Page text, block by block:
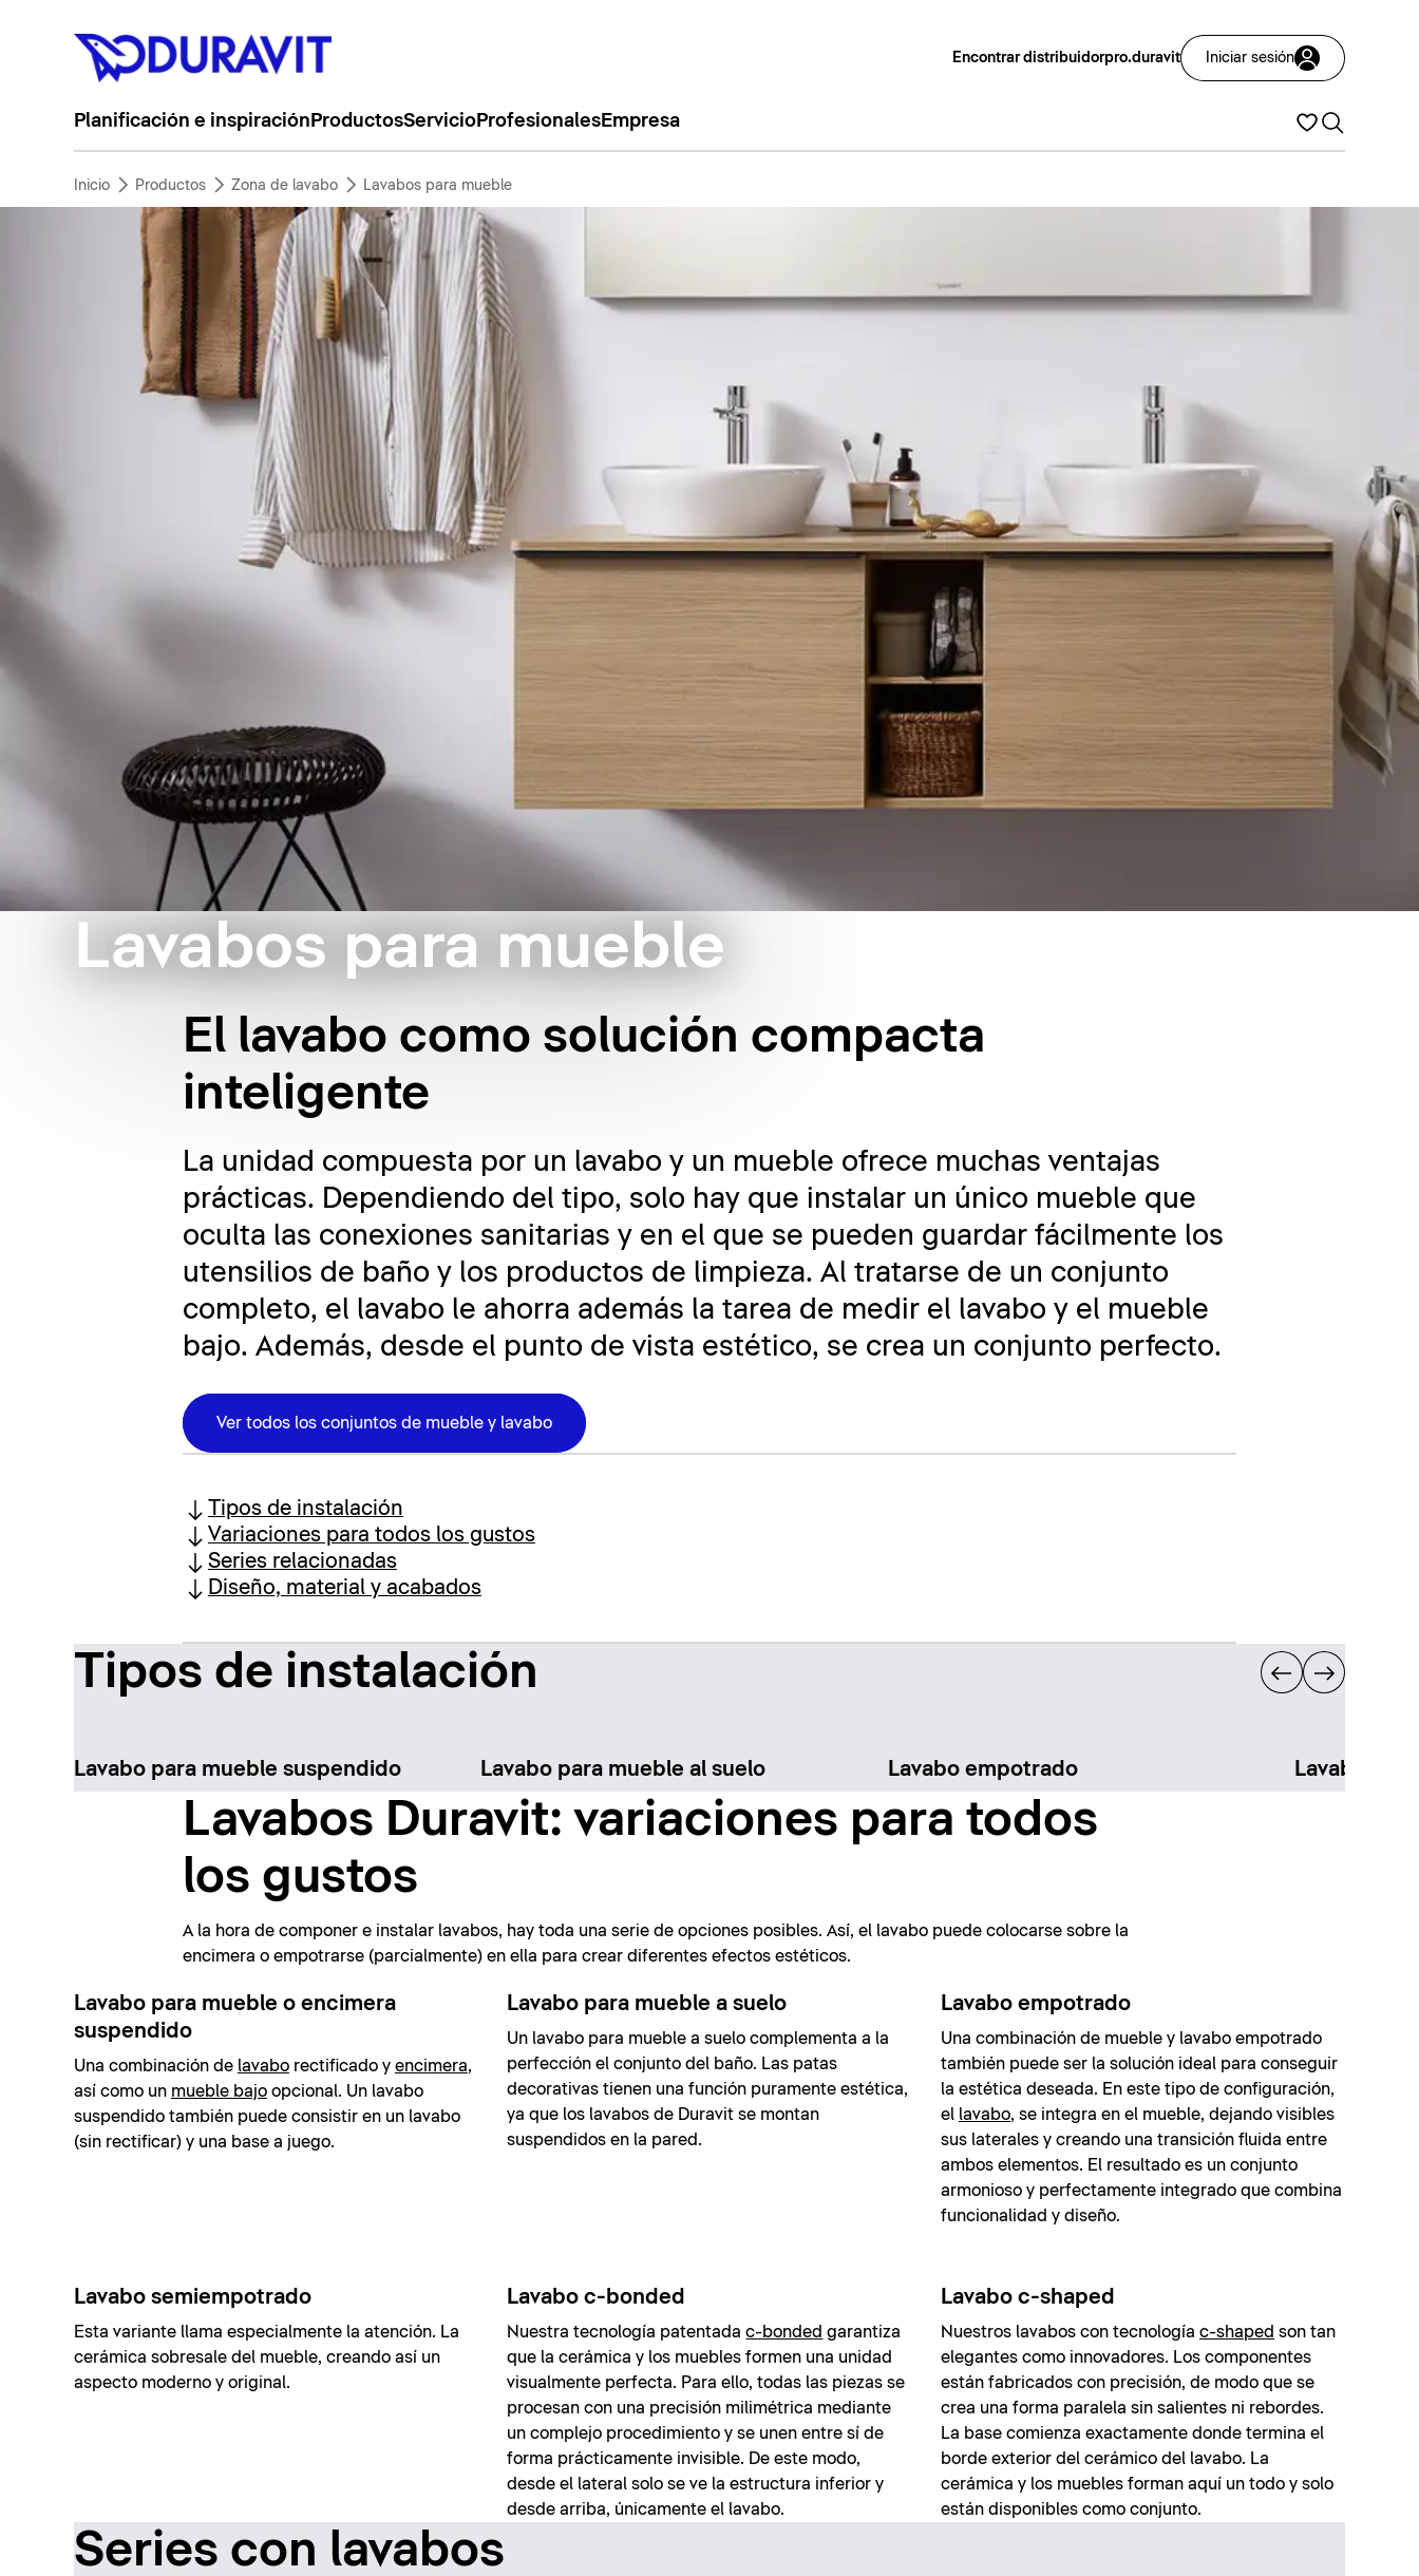
Encontrar distribuidorpro.duravit Iniciar sesión
Planificación e inspiración ProductosServicioProfesionalesEmpresa
Inicio Productos Zona de lavabo Lavabos para mueble
Lavabos para mueble
El lavabo como solución compacta
inteligente
La unidad compuesta por un lavabo y un mueble ofrece muchas ventajas
prácticas. Dependiendo del tipo, solo hay que instalar un único mueble que
oculta las conexiones sanitarias y en el que se pueden guardar fácilmente los
utensilios de baño y los productos de limpieza. Al tratarse de un conjunto
completo, el lavabo le ahorra además la tarea de medir el lavabo y el mueble
bajo. Además, desde el punto de vista estético, se crea un conjunto perfecto.
Ver todos los conjuntos de mueble y lavabo
Tipos de instalación
Variaciones para todos los gustos
Series relacionadas
Diseño, material y acabados
Tipos de instalación
Lavabo para mueble suspendido Lavabo para mueble al suelo Lavabo empotrado Lavabo
Lavabos Duravit: variaciones para todos
los gustos
A la hora de componer e instalar lavabos, hay toda una serie de opciones posibles. Así, el lavabo puede colocarse sobre la
encimera o empotrarse (parcialmente) en ella para crear diferentes efectos estéticos.
Lavabo para mueble o encimera
suspendido
Una combinación de lavaborectificado y encimera,
así como un mueble bajoopcional. Un lavabo
suspendido también puede consistir en un lavabo
(sin rectificar) y una base a juego.
Lavabo para mueble a suelo
Un lavabo para mueble a suelo complementa a la
perfección el conjunto del baño. Las patas
decorativas tienen una función puramente estética,
ya que los lavabos de Duravit se montan
suspendidos en la pared.
Lavabo empotrado
Una combinación de mueble y lavabo empotrado
también puede ser la solución ideal para conseguir
la estética deseada. En este tipo de configuración,
el lavabo, se integra en el mueble, dejando visibles
sus laterales y creando una transición fluida entre
ambos elementos. El resultado es un conjunto
armonioso y perfectamente integrado que combina
funcionalidad y diseño.
Lavabo semiempotrado
Esta variante llama especialmente la atención. La
cerámica sobresale del mueble, creando así un
aspecto moderno y original.
Lavabo c-bonded
Nuestra tecnología patentadac-bonded garantiza
que la cerámica y los muebles formen una unidad
visualmente perfecta. Para ello, todas las piezas se
procesan con una precisión milimétrica mediante
un complejo procedimiento y se unen entre sí de
forma prácticamente invisible. De este modo,
desde el lateral solo se ve la estructura inferior y
desde arriba, únicamente el lavabo.
Lavabo c-shaped
Nuestros lavabos con tecnologíac-shaped son tan
elegantes como innovadores. Los componentes
están fabricados con precisión, de modo que se
crea una forma paralela sin salientes ni rebordes.
La base comienza exactamente donde termina el
borde exterior del cerámico del lavabo. La
cerámica y los muebles forman aquí un todo y solo
están disponibles como conjunto.
Series con lavabos